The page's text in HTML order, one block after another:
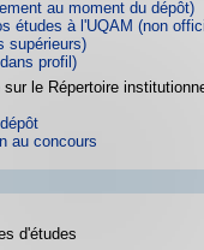
au moment du dépôt)
études à l'UQAM (non
supérieurs)
profil)
le Répertoire
au concours
d'études